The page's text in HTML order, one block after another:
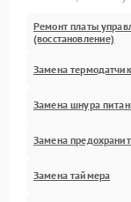
Ремонт платы
(восстановление)
Замена
Замена шнура
Замена
Замена таймера